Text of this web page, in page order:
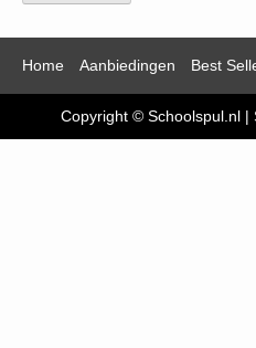
Home Aanbiedingen Best
Copyright © Schoolspul.nl |